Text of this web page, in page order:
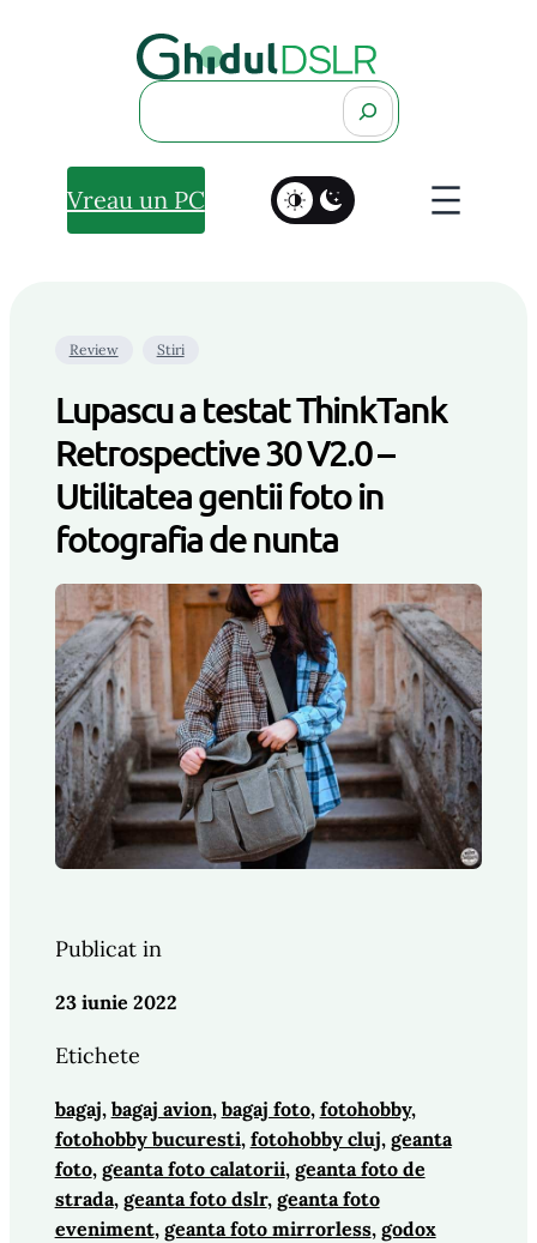
Search
Vreau un PC
Review Stiri
Lupascu a testat ThinkTank
Retrospective 30 V2.0 –
Utilitatea gentii foto in
fotografia de nunta
Publicat in
23 iunie 2022
Etichete
bagaj, bagaj avion, bagaj foto, fotohobby ,
fotohobby bucuresti, fotohobby cluj, geanta
foto, geanta foto calatorii, geanta foto de
strada, geanta foto dslr, geanta foto
eveniment, geanta foto mirrorless, godox